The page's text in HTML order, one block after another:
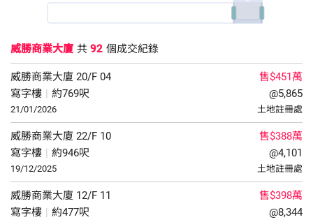
威勝商業大廈 共 92 個成交紀錄
威勝商業大廈 20/F 04
寫字樓 | 約769呎
21/01/2026
售$451萬
@5,865
土地註冊處
威勝商業大廈 22/F 10
寫字樓 | 約946呎
19/12/2025
售$388萬
@4,101
土地註冊處
威勝商業大廈 12/F 11
寫字樓 | 約477呎
售$398萬
@8,344